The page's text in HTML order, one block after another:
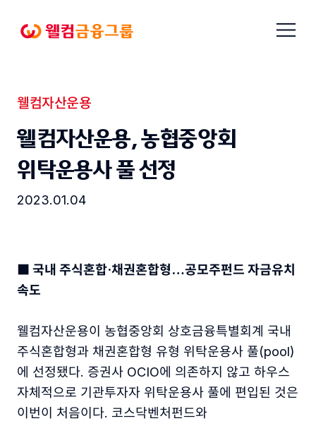
바로가기
메뉴
열기
보도자료
웰컴자산운용
웰컴자산운용, 농협중앙회
위탁운용사 풀 선정
2023.01.04
■ 국내 주식혼합·채권혼합형…공모주펀드 자금유치
속도
웰컴자산운용이 농협중앙회 상호금융특별회계 국내
주식혼합형과 채권혼합형 유형 위탁운용사 풀(pool)
에 선정됐다. 증권사 OCIO에 의존하지 않고 하우스
자체적으로 기관투자자 위탁운용사 풀에 편입된 것은
이번이 처음이다. 코스닥벤처펀드와